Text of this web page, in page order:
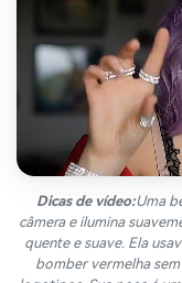
Dicas de vídeo:Uma
câmera e ilumina
quente e suave. Ela
bomber vermelha